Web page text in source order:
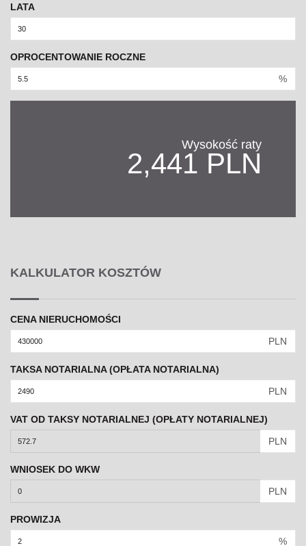
LATA
OPROCENTOWANIE ROCZNE
%
Wysokość raty
2,441 PLN
KALKULATOR KOSZTÓW
CENA NIERUCHOMOŚCI
PLN
TAKSA NOTARIALNA (OPŁATA NOTARIALNA)
PLN
VAT OD TAKSY NOTARIALNEJ (OPŁATY NOTARIALNEJ)
PLN
WNIOSEK DO WKW
PLN
PROWIZJA
%